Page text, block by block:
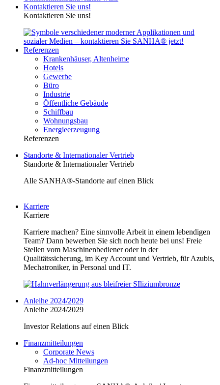
Kontaktieren Sie uns!
Kontaktieren Sie uns!
Referenzen
Krankenhäuser, Altenheime
Hotels
Gewerbe
Büro
Industrie
Öffentliche Gebäude
Schiffbau
Wohnungsbau
Energieerzeugung
Referenzen
Standorte & Internationaler Vertrieb
Standorte & Internationaler Vertrieb
Alle SANHA®-Standorte auf einen Blick
Karriere
Karriere
Karriere machen? Eine sinnvolle Arbeit in einem lebendigen
Team? Dann bewerben Sie sich noch heute bei uns! Freie
Stellen vom Maschinenbediener oder in der
Qualitätssicherung, im Key Account und Vertrieb, für Azubis,
Mechatroniker, in Personal und IT.
Anleihe 2024/2029
Anleihe 2024/2029
Investor Relations auf einen Blick
Finanzmitteilungen
Corporate News
Ad-hoc Mitteilungen
Finanzmitteilungen